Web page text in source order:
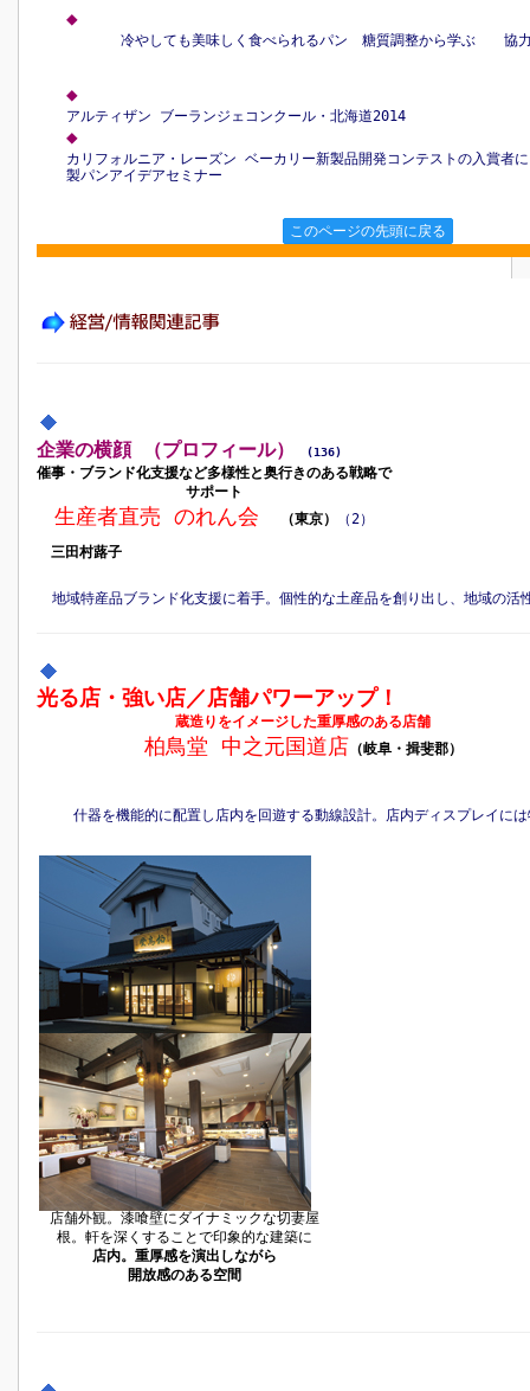
◆
冷やしても美味しく食べられるパン 糖質調整から学ぶ 協
◆
アルティザン ブーランジェコンクール・北海道2014
◆
カリフォルニア・レーズン ベーカリー新製品開発コンテストの入賞者
製パンアイデアセミナー
このページの先頭に戻る
企業の横顔 （プロフィール） (136)
催事・ブランド化支援など多様性と奥行きのある戦略で
サポート
生産者直売 のれん会 （東京）
（2）
三田村蕗子
地域特産品ブランド化支援に着手。個性的な土産品を創り出し、地域の活
光る店・強い店／店舗パワーアップ！
蔵造りをイメージした重厚感のある店舗
柏鳥堂 中之元国道店 （岐阜・揖斐郡）
什器を機能的に配置し店内を回遊する動線設計。店内ディスプレイに
店舗外観。漆喰壁にダイナミックな切妻屋
根。軒を深くすることで印象的な建築に
店内。重厚感を演出しながら
開放感のある空間